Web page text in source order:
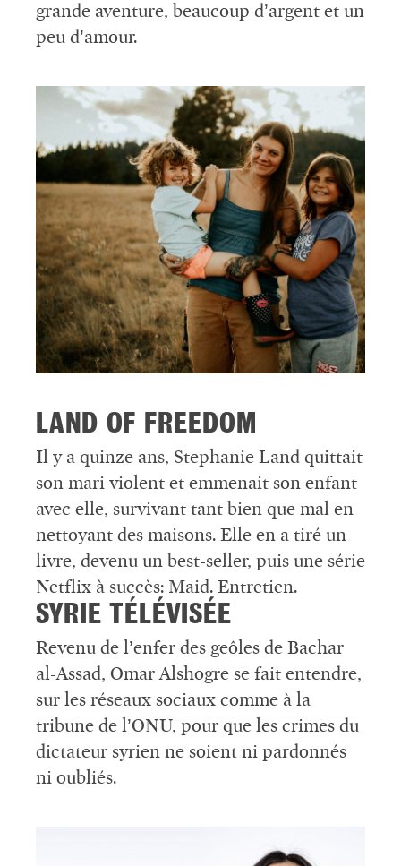
grande aventure, beaucoup d’argent et un
peu d’amour.
LAND OF FREEDOM
Il y a quinze ans, Stephanie Land quittait
son mari violent et emmenait son enfant
avec elle, survivant tant bien que mal en
nettoyant des maisons. Elle en a tiré un
livre, devenu un best-seller, puis une série
Netflix à succès: Maid. Entretien.
SYRIE TÉLÉVISÉE
Revenu de l’enfer des geôles de Bachar
al-Assad, Omar Alshogre se fait entendre,
sur les réseaux sociaux comme à la
tribune de l’ONU, pour que les crimes du
dictateur syrien ne soient ni pardonnés
ni oubliés.